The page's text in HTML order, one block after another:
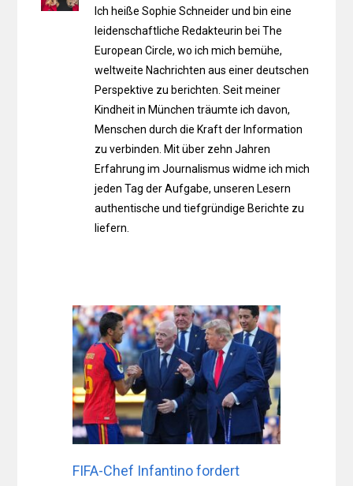
Ich heiße Sophie Schneider und bin eine
leidenschaftliche Redakteurin bei The
European Circle, wo ich mich bemühe,
weltweite Nachrichten aus einer deutschen
Perspektive zu berichten. Seit meiner
Kindheit in München träumte ich davon,
Menschen durch die Kraft der Information
zu verbinden. Mit über zehn Jahren
Erfahrung im Journalismus widme ich mich
jeden Tag der Aufgabe, unseren Lesern
authentische und tiefgründige Berichte zu
liefern.
FIFA-Chef Infantino fordert